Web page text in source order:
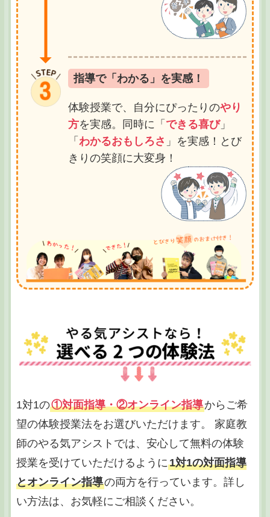
指導で「わかる」を実感！
体験授業で、自分にぴったりのやり
方を実感。同時に「 できる喜び」
「 わかるおもしろさ 」を実感！とび
きりの笑顔に大変身！
1対1の①対面指導・②オンライン指導からご希
望の体験授業法をお選びいただけます。 家庭教
師のやる気アシストでは、安心して無料の体験
授業を受けていただけるように1対1の対面指導
とオンライン指導の両方を行っています。詳し
い方法は、お気軽にご相談ください。